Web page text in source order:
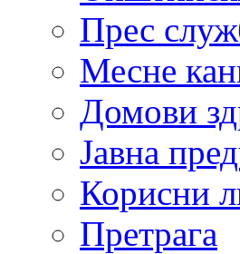
Прес
Месне
Домови
Јавна
Корисни
Претрага